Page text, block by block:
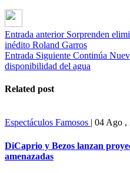
Entrada anterior Sorprenden
inédito Roland Garros
Entrada Siguiente Continúa
disponibilidad del agua
Related post
Espectáculos Famosos | 04 Ago ,
DiCaprio y Bezos lanzan
amenazadas